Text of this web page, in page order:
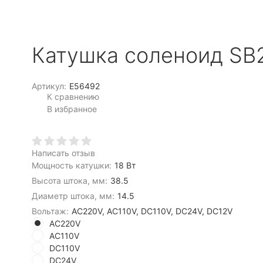
Катушка соленоид
Артикул: E56492
К сравнению
В избранное
Написать отзыв
Мощность катушки: 18 Вт
Высота штока, мм: 38.5
Диаметр штока, мм: 14.5
Вольтаж: AC220V, AC110V, DC110V, DC24V, DC12V
AC220V
AC110V
DC110V
DC24V